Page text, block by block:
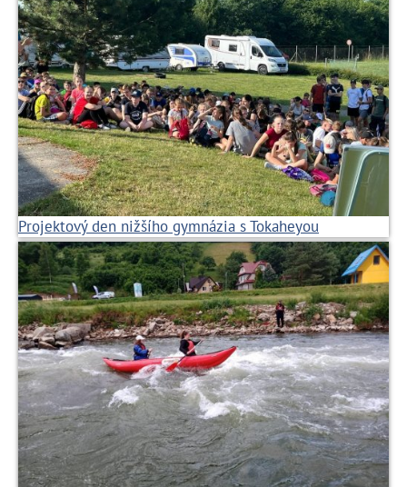
Projektový den nižšího gymnázia s Tokaheyou